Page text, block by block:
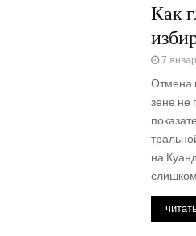
Как
7
Отме­на
зене не
на